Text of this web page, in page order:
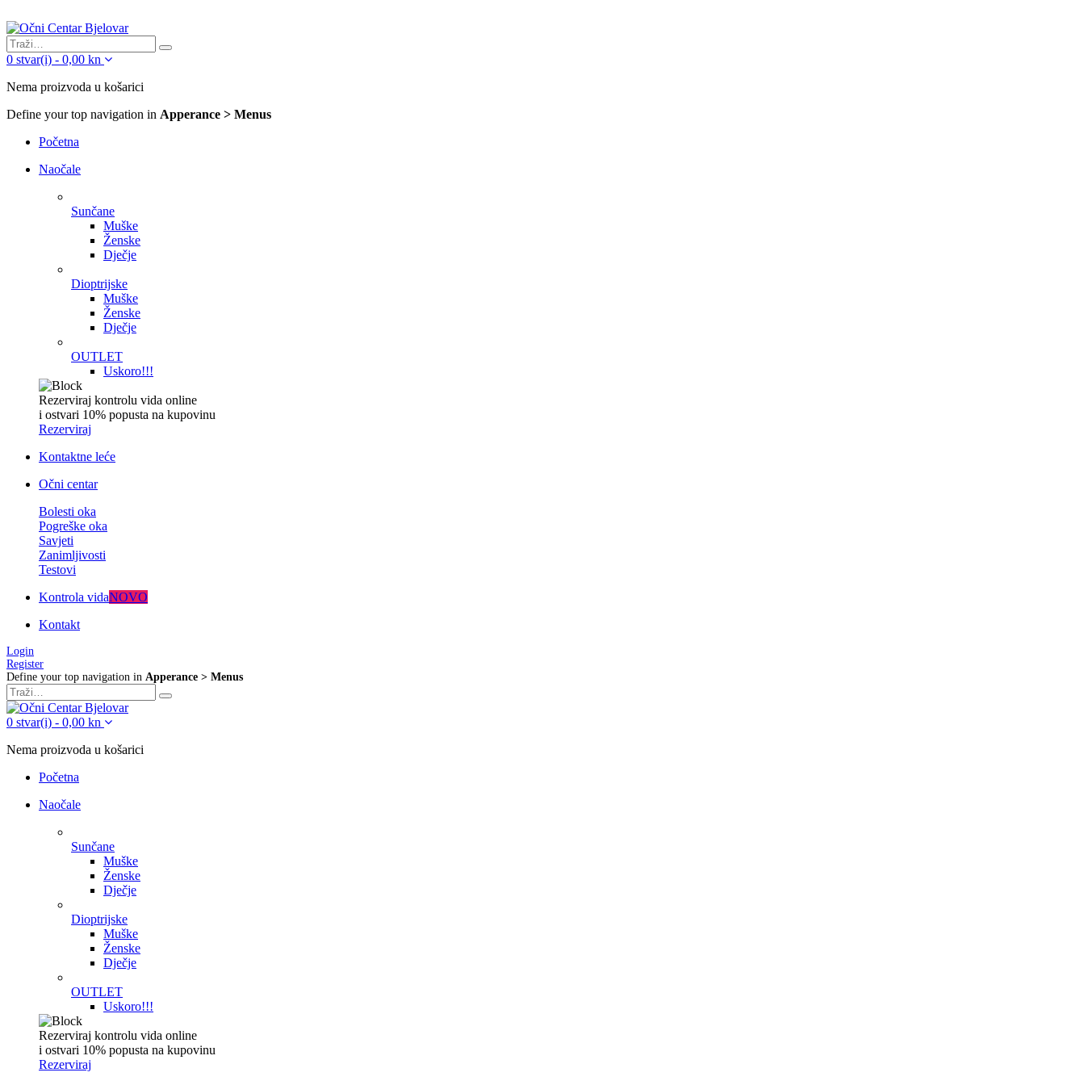
0 stvar(i) - 0,00 kn
Nema proizvoda u košarici
Define your top navigation in Apperance > Menus
Početna
Naočale
Sunčane
Muške
Ženske
Dječje
Dioptrijske
Muške
Ženske
Dječje
OUTLET
Uskoro!!!
Rezerviraj kontrolu vida online
i ostvari 10% popusta na kupovinu
Rezerviraj
Kontaktne leće
Očni centar
Bolesti oka
Pogreške oka
Savjeti
Zanimljivosti
Testovi
Kontrola vidaNOVO
Kontakt
Login
Register
Define your top navigation in Apperance > Menus
0 stvar(i) - 0,00 kn
Nema proizvoda u košarici
Početna
Naočale
Sunčane
Muške
Ženske
Dječje
Dioptrijske
Muške
Ženske
Dječje
OUTLET
Uskoro!!!
Rezerviraj kontrolu vida online
i ostvari 10% popusta na kupovinu
Rezerviraj